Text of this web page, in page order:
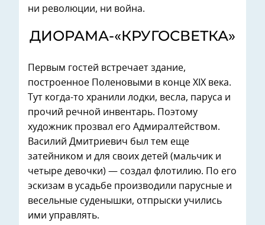
ни революции, ни война.
ДИОРАМА-«КРУГОСВЕТКА»
Первым гостей встречает здание,
построенное Поленовыми в конце ХIХ века.
Тут когда-то хранили лодки, весла, паруса и
прочий речной инвентарь. Поэтому
художник прозвал его Адмиралтейством.
Василий Дмитриевич был тем еще
затейником и для своих детей (мальчик и
четыре девочки) — создал флотилию. По его
эскизам в усадьбе производили парусные и
весельные суденышки, отпрыски учились
ими управлять.